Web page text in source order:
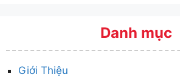
Danh mục
Giới Thiệu